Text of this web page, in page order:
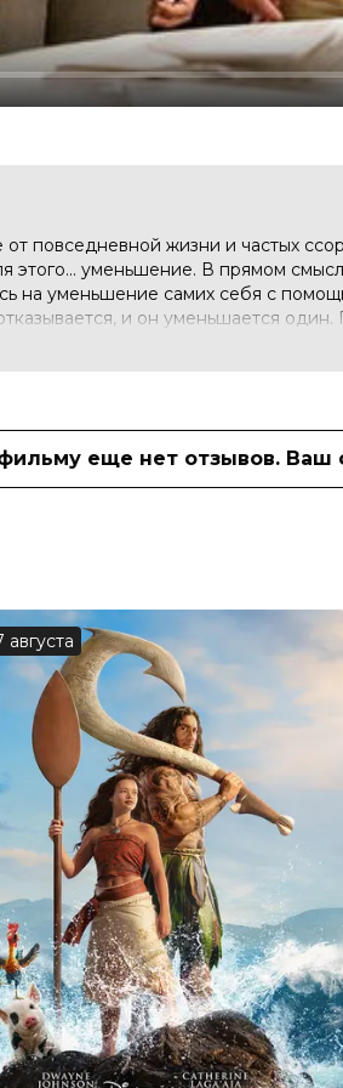
повседневной жизни и частых
уменьшение. В прямом
на уменьшение самих себя с
и он уменьшается
будучи маленьким, жить
(137 000 голосов)
Хонг Чау, Рольф Лассгорд,
Джейн Ходишелл, Джейсон
еще нет отзывов.
августа